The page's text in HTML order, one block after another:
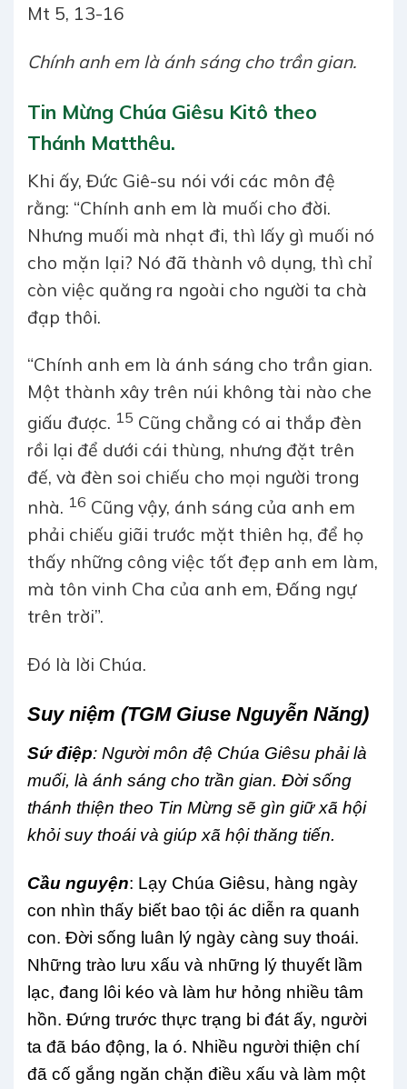
Mt 5, 13-16
Chính anh em là ánh sáng cho trần gian.
Tin Mừng Chúa Giêsu Kitô theo
Thánh Matthêu.
Khi ấy, Đức Giê-su nói với các môn đệ
rằng: “Chính anh em là muối cho đời.
Nhưng muối mà nhạt đi, thì lấy gì muối nó
cho mặn lại? Nó đã thành vô dụng, thì chỉ
còn việc quăng ra ngoài cho người ta chà
đạp thôi.
“Chính anh em là ánh sáng cho trần gian.
Một thành xây trên núi không tài nào che
giấu được. 15 Cũng chẳng có ai thắp đèn
rồi lại để dưới cái thùng, nhưng đặt trên
đế, và đèn soi chiếu cho mọi người trong
nhà. 16 Cũng vậy, ánh sáng của anh em
phải chiếu giãi trước mặt thiên hạ, để họ
thấy những công việc tốt đẹp anh em làm,
mà tôn vinh Cha của anh em, Đấng ngự
trên trời”.
Ðó là lời Chúa.
Suy niệm (TGM Giuse Nguyễn Năng)
Sứ điệp: Người môn đệ Chúa Giêsu phải là
muối, là ánh sáng cho trần gian. Đời sống
thánh thiện theo Tin Mừng sẽ gìn giữ xã hội
khỏi suy thoái và giúp xã hội thăng tiến.
Cầu nguyện: Lạy Chúa Giêsu, hàng ngày
con nhìn thấy biết bao tội ác diễn ra quanh
con. Đời sống luân lý ngày càng suy thoái.
Những trào lưu xấu và những lý thuyết lầm
lạc, đang lôi kéo và làm hư hỏng nhiều tâm
hồn. Đứng trước thực trạng bi đát ấy, người
ta đã báo động, la ó. Nhiều người thiện chí
đã cố gắng ngăn chặn điều xấu và làm một